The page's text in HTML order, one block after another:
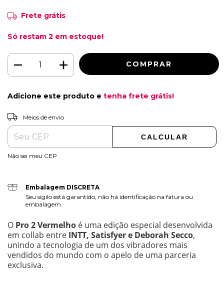
Frete grátis
Só restam 2 em estoque!
Adicione este produto e tenha frete grátis!
Entregas para o CEP:
Meios de envio
CALCULAR
Não sei meu CEP
Embalagem DISCRETA
Seu sigilo está garantido, não há identificação na fatura ou
embalagem.
O Pro 2 Vermelho é uma edição especial desenvolvida
em collab entre INTT, Satisfyer e Deborah Secco,
unindo a tecnologia de um dos vibradores mais
vendidos do mundo com o apelo de uma parceria
exclusiva.